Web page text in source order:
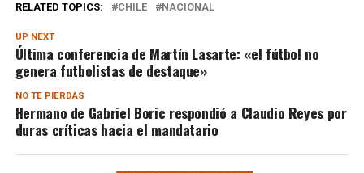
RELATED TOPICS: CHILE NACIONAL
UP NEXT
Última conferencia de Martín Lasarte: «el fútbol no
genera futbolistas de destaque»
NO TE PIERDAS
Hermano de Gabriel Boric respondió a Claudio Reyes por
duras críticas hacia el mandatario